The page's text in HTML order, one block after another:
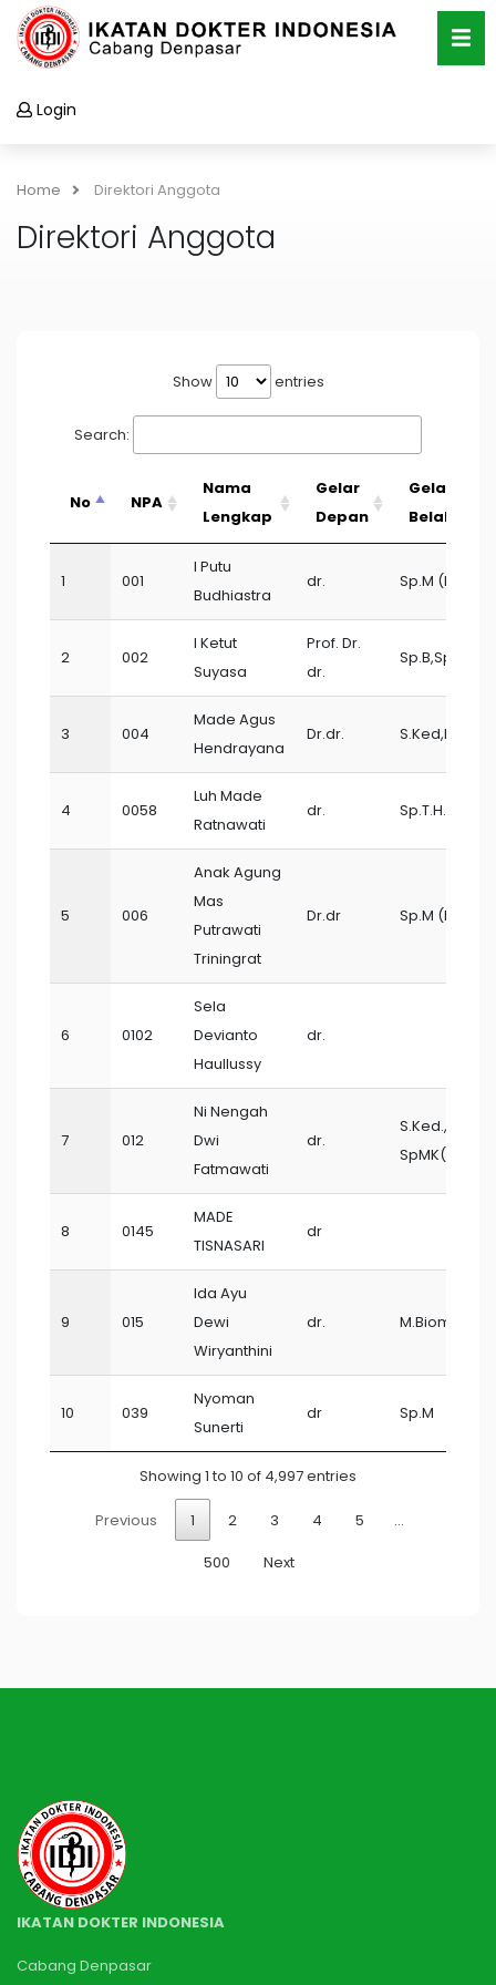
Login
Home Direktori Anggota
Direktori Anggota
Show entries
Search:
No NPA
Nama
Lengkap
Gelar
Depan
Gelar
Belakang
Nama
Lengkap
Depan
Belakang
1 001
I Putu
Budhiastra
dr. Sp.M (K)
2 002
I Ketut
Suyasa
Prof. Dr.
dr.
3 004
Made Agus
Hendrayana
Dr.dr. S.Ked,M.Ked
4 0058
Luh Made
Ratnawati
dr. Sp.T.H.T.K.L(K)
5 006
Anak Agung
Mas
Putrawati
Triningrat
Dr.dr Sp.M (K)
6 0102
Sela
Devianto
Haullussy
dr.
7 012
Ni Nengah
Dwi
Fatmawati
dr.
S.Ked.,
SpMK(K), PhD
8 0145
MADE
TISNASARI
dr
9 015
Ida Ayu
Dewi
Wiryanthini
dr. M.Biomed
10 039
Nyoman
Sunerti
dr Sp.M
Showing 1 to 10 of 4,997 entries
Previous 1 2 3 4 5
…
500
Next
IKATAN DOKTER INDONESIA
Cabang Denpasar